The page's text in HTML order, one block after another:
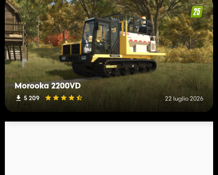
Morooka 2200VD
5 209 22 luglio 2026